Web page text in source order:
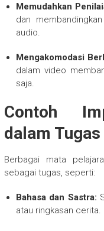
Memudahkan
dan
audio.
Mengakomodasi
dalam video
saja.
Contoh
dalam
Berbagai mata
sebagai tugas, seperti:
Bahasa dan Sastra:
atau ringkasan cerita.